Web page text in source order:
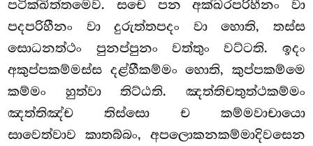
පටික්ඛිත්තමෙව. සචෙ පන අක්ඛරපරිහීනං වා
පදපරිහීනං වා දුරුත්තපදං වා හොති, තස්ස
සොධනත්ථං පුනප්පුනං වත්තුං වට්ටති. ඉදං
අකුප්පකම්මස්ස දළ්හීකම්මං හොති, කුප්පකම්මෙ
කම්මං හුත්වා තිට්ඨති. ඤත්තිචතුත්ථකම්මං
ඤත්තිඤ්ච තිස්සො ච කම්මවාචායො
සාවෙත්වාව කාතබ්බං, අපලොකනකම්මාදිවසෙන